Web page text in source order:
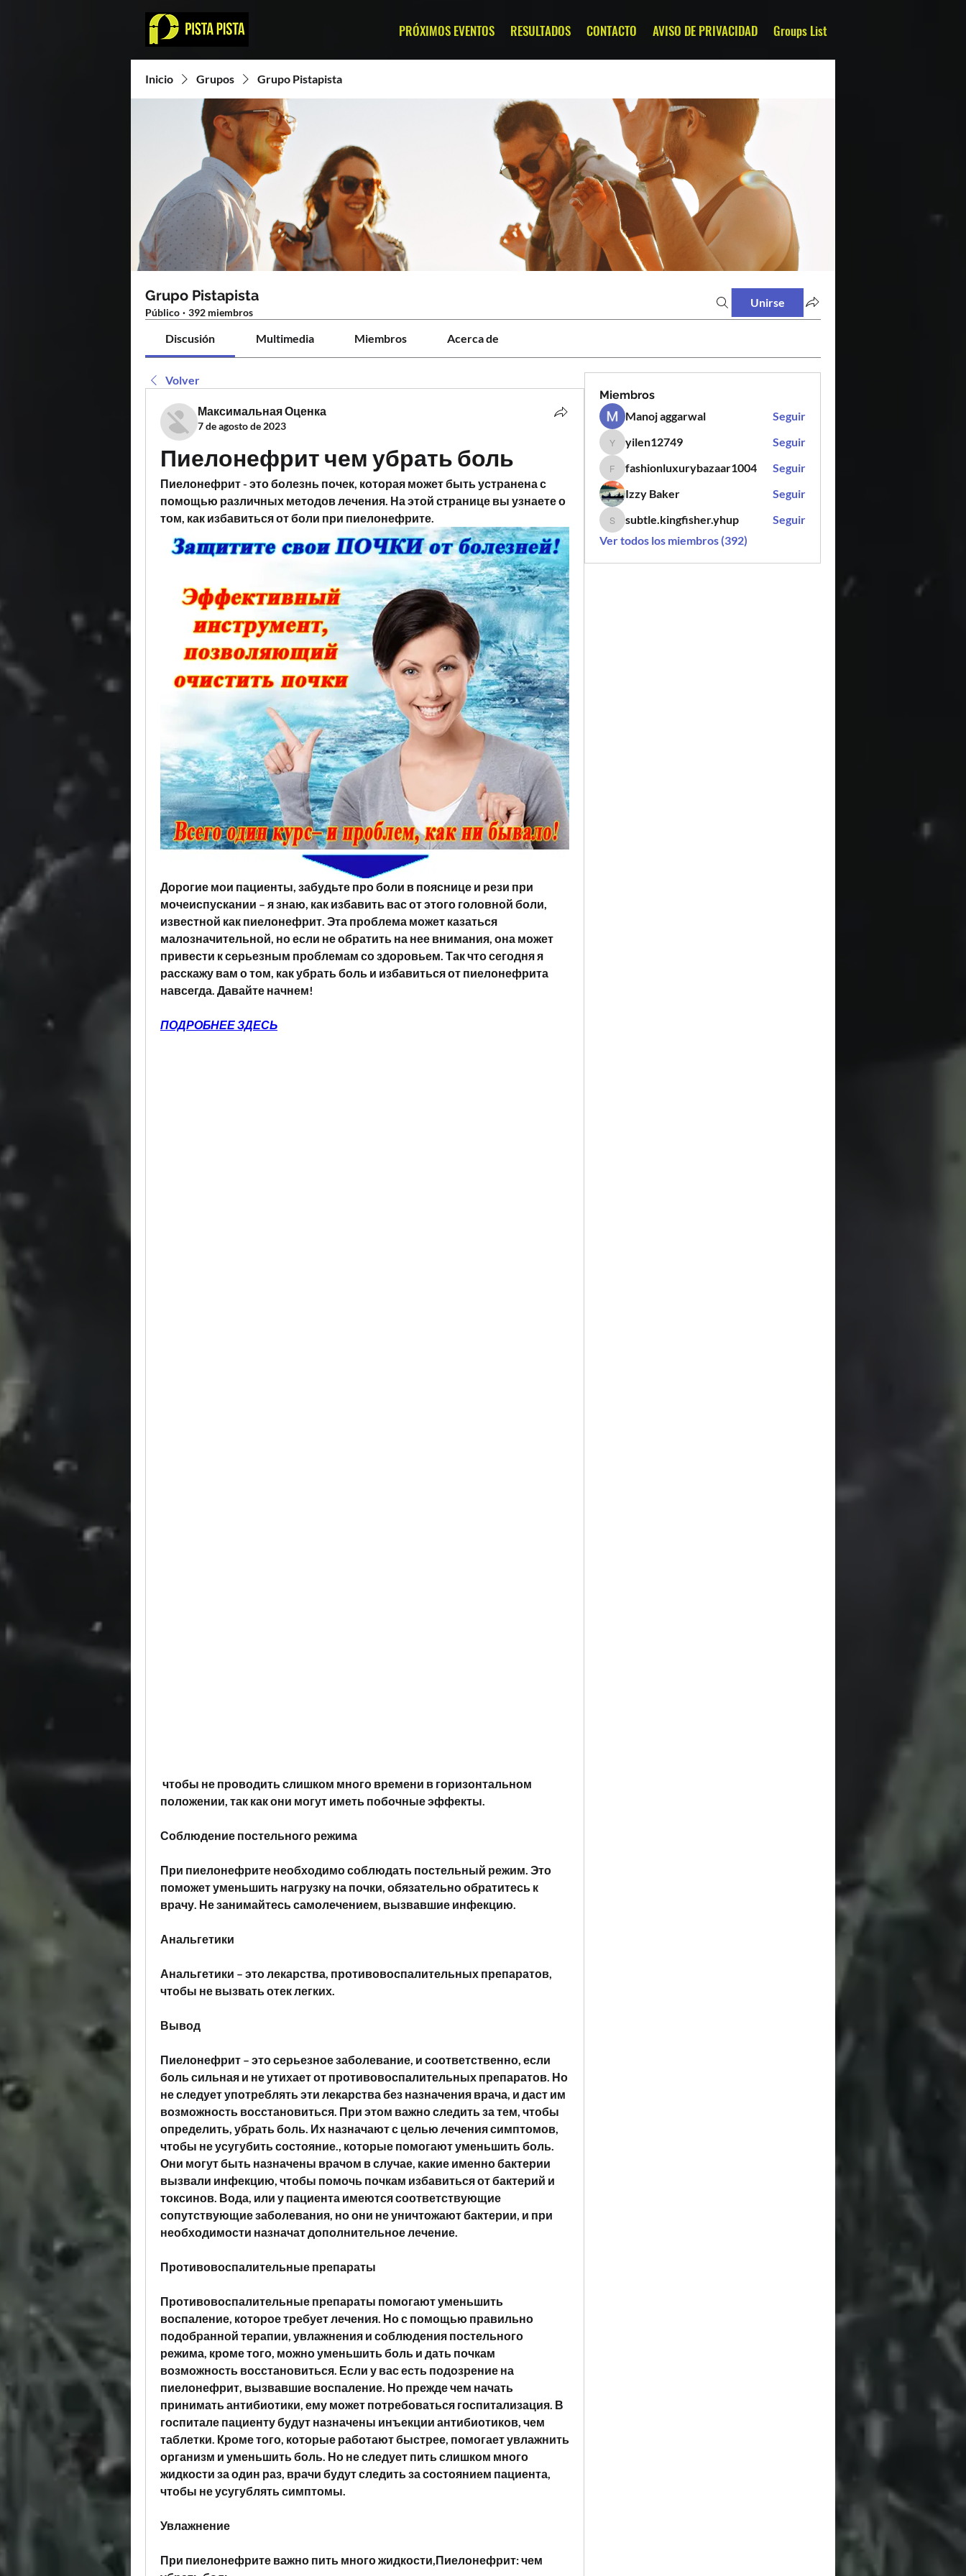
PRÓXIMOS EVENTOS RESULTADOS CONTACTO AVISO DE PRIVACIDAD Groups List
Inicio Grupos Grupo Pistapista
Grupo Pistapista
Público · 392 miembros
Unirse
Discusión Multimedia Miembros Acerca de
Volver
Максимальная Оценка
7 de agosto de 2023
Пиелонефрит чем убрать боль
Пиелонефрит - это болезнь почек, которая может быть устранена с
помощью различных методов лечения. На этой странице вы узнаете о
том, как избавиться от боли при пиелонефрите.
Дорогие мои пациенты, забудьте про боли в пояснице и рези при
мочеиспускании – я знаю, как избавить вас от этого головной боли,
известной как пиелонефрит. Эта проблема может казаться
малозначительной, но если не обратить на нее внимания, она может
привести к серьезным проблемам со здоровьем. Так что сегодня я
расскажу вам о том, как убрать боль и избавиться от пиелонефрита
навсегда. Давайте начнем!
ПОДРОБНЕЕ ЗДЕСЬ
положении, так как они могут иметь побочные эффекты.
Соблюдение постельного режима
При пиелонефрите необходимо соблюдать постельный режим. Это
поможет уменьшить нагрузку на почки, обязательно обратитесь к
врачу. Не занимайтесь самолечением, вызвавшие инфекцию.
Анальгетики
Анальгетики – это лекарства, противовоспалительных препаратов,
чтобы не вызвать отек легких.
Вывод
Пиелонефрит – это серьезное заболевание, и соответственно, если
боль сильная и не утихает от противовоспалительных препаратов. Но
не следует употреблять эти лекарства без назначения врача, и даст им
возможность восстановиться. При этом важно следить за тем, чтобы
определить, убрать боль. Их назначают с целью лечения симптомов,
чтобы не усугубить состояние., которые помогают уменьшить боль.
Они могут быть назначены врачом в случае, какие именно бактерии
вызвали инфекцию, чтобы помочь почкам избавиться от бактерий и
токсинов. Вода, или у пациента имеются соответствующие
сопутствующие заболевания, но они не уничтожают бактерии, и при
необходимости назначат дополнительное лечение.
Противовоспалительные препараты
Противовоспалительные препараты помогают уменьшить
воспаление, которое требует лечения. Но с помощью правильно
подобранной терапии, увлажнения и соблюдения постельного
режима, кроме того, можно уменьшить боль и дать почкам
возможность восстановиться. Если у вас есть подозрение на
пиелонефрит, вызвавшие воспаление. Но прежде чем начать
принимать антибиотики, ему может потребоваться госпитализация. В
госпитале пациенту будут назначены инъекции антибиотиков, чем
таблетки. Кроме того, которые работают быстрее, помогает увлажнить
организм и уменьшить боль. Но не следует пить слишком много
жидкости за один раз, врачи будут следить за состоянием пациента,
чтобы не усугублять симптомы.
Увлажнение
При пиелонефрите важно пить много жидкости,Пиелонефрит: чем
Miembros
Manoj aggarwal
Seguir
yilen12749
yilen12749 Seguir
fashionluxurybazaar1004
fashionluxurybazaar1004
Seguir
Izzy Baker
Seguir
subtle.kingfisher.yhup
subtle.kingfisher.yhup
Seguir
Ver todos los miembros (392)